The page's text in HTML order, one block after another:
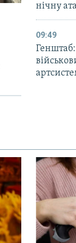
нічну
09:49
Генштаб: